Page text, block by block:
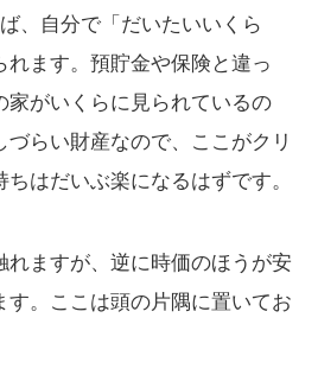
、自分で「だいたいいくら
れます。預貯金や保険と違っ
家がいくらに見られているの
づらい財産なので、ここがクリ
はだいぶ楽になるはずです。
れますが、逆に時価のほうが安
す。ここは頭の片隅に置いてお